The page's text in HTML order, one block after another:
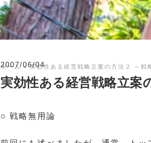
ホーム»実効性ある経営戦略立案の方法２ ～戦
2007/06/04
実効性ある経営戦略立案
○ 戦略無用論